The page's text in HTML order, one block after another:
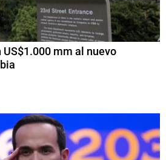
US$1.000 mm al nuevo